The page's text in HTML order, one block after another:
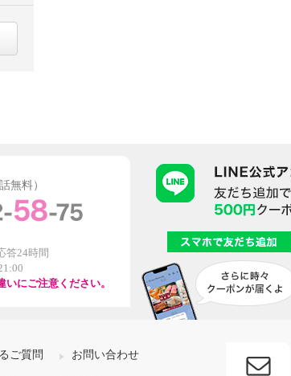
無料）
答24時間
にご注意ください。
ご質問 お問い合わせ